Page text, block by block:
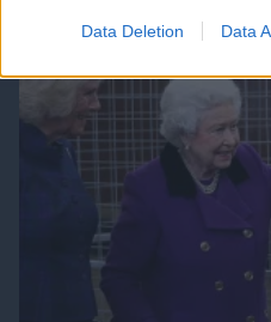
Data Deletion Data